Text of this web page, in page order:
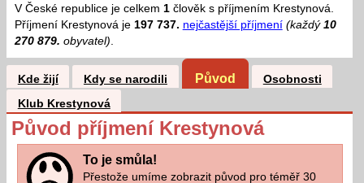
V České republice je celkem 1člověk s příjmením Krestynová.
Příjmení Krestynová je 197 737. nejčastější příjmení (každý 10
270 879. obyvatel).
Kde žijí Kdy se narodili Původ
Osobnosti
Klub Krestynová
Původ příjmení Krestynová
To je smůla!
Přestože umíme zobrazit původ pro téměř 30